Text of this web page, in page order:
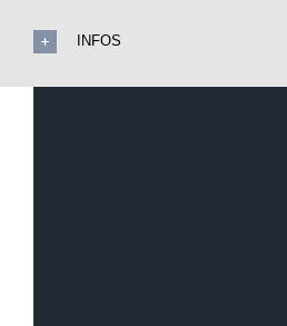
INFOS